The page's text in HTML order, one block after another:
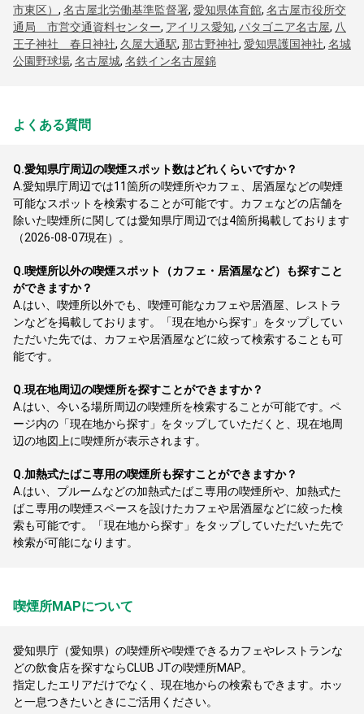
市東区） , 名古屋北労働基準監督署, 愛知県体育館, 名古屋市役所交
通局 市営交通資料センター, アイリス愛知, パタゴニア名古屋, 八
王子神社 春日神社, 久屋大通駅, 那古野神社, 愛知県護国神社, 名城
公園野球場, 名古屋城, 名鉄イン名古屋錦
よくある質問
Q.愛知県庁周辺の喫煙スポット数はどれくらいですか？
A.愛知県庁周辺では11箇所の喫煙所やカフェ、居酒屋などの喫煙
可能なスポットを検索することが可能です。カフェなどの店舗を
除いた喫煙所に関しては愛知県庁周辺では4箇所掲載しております
（2026-08-07現在）。
Q.喫煙所以外の喫煙スポット（カフェ・居酒屋など）も探すこと
ができますか？
A. はい、喫煙所以外でも、喫煙可能なカフェや居酒屋、レストラ
ンなどを掲載しております。「現在地から探す」をタップしてい
ただいた先では、カフェや居酒屋などに絞って検索することも可
能です。
Q.現在地周辺の喫煙所を探すことができますか？
A. はい、今いる場所周辺の喫煙所を検索することが可能です。ペ
ージ内の「現在地から探す」をタップしていただくと、現在地周
辺の地図上に喫煙所が表示されます。
Q.加熱式たばこ専用の喫煙所も探すことができますか？
A. はい、プルームなどの加熱式たばこ専用の喫煙所や、加熱式た
ばこ専用の喫煙スペースを設けたカフェや居酒屋などに絞った検
索も可能です。「現在地から探す」をタップしていただいた先で
検索が可能になります。
喫煙所MAPについて
愛知県庁（愛知県）の喫煙所や喫煙できるカフェやレストランな
どの飲食店を探すならCLUB JTの喫煙所MAP。
指定したエリアだけでなく、現在地からの検索もできます。ホッ
と一息つきたいときにご活用ください。